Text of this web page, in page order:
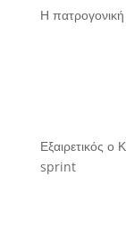
Η πατρογονική
Εξαιρετικός
sprint